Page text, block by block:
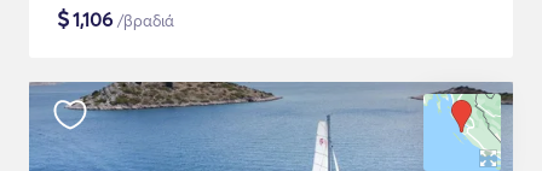
$1,106 /βραδιά